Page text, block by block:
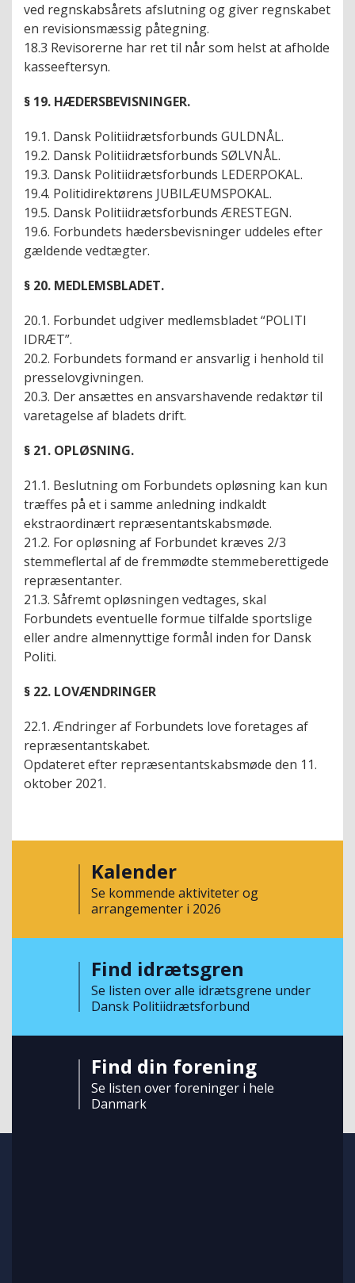
ved regnskabsårets afslutning og giver regnskabet
en revisionsmæssig påtegning.
18.3 Revisorerne har ret til når som helst at afholde
kasseeftersyn.
§ 19. HÆDERSBEVISNINGER.
19.1. Dansk Politiidrætsforbunds GULDNÅL.
19.2. Dansk Politiidrætsforbunds SØLVNÅL.
19.3. Dansk Politiidrætsforbunds LEDERPOKAL.
19.4. Politidirektørens JUBILÆUMSPOKAL.
19.5. Dansk Politiidrætsforbunds ÆRESTEGN.
19.6. Forbundets hædersbevisninger uddeles efter
gældende vedtægter.
§ 20. MEDLEMSBLADET.
20.1. Forbundet udgiver medlemsbladet “POLITI
IDRÆT”.
20.2. Forbundets formand er ansvarlig i henhold til
presselovgivningen.
20.3. Der ansættes en ansvarshavende redaktør til
varetagelse af bladets drift.
§ 21. OPLØSNING.
21.1. Beslutning om Forbundets opløsning kan kun
træffes på et i samme anledning indkaldt
ekstraordinært repræsentantskabsmøde.
21.2. For opløsning af Forbundet kræves 2/3
stemmeflertal af de fremmødte stemmeberettigede
repræsentanter.
21.3. Såfremt opløsningen vedtages, skal
Forbundets eventuelle formue tilfalde sportslige
eller andre almennyttige formål inden for Dansk
Politi.
§ 22. LOVÆNDRINGER
22.1. Ændringer af Forbundets love foretages af
repræsentantskabet.
Opdateret efter repræsentantskabsmøde den 11.
oktober 2021.
Kalender
Se kommende aktiviteter og
arrangementer i 2026
Find idrætsgren
Se listen over alle idrætsgrene under
Dansk Politiidrætsforbund
Find din forening
Se listen over foreninger i hele
Danmark